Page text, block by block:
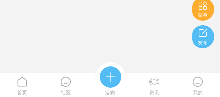

菜单

发布

首页

社区

发布

资讯

我的